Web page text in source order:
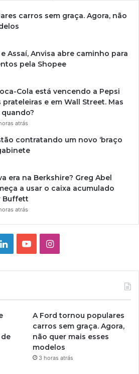
carros sem graça. Agora, não
Assaí, Anvisa abre caminho para
pela Shopee
Cola está vencendo a Pepsi
prateleiras e em Wall Street. Mas
quando?
atrás
contratando um novo ‘braço
era na Berkshire? Greg Abel
a usar o caixa acumulado
Buffett
atrás
LinkedinYouTubeInstagram
A Ford tornou populares
carros sem graça. Agora,
não quer mais esses
modelos
3 horas atrás